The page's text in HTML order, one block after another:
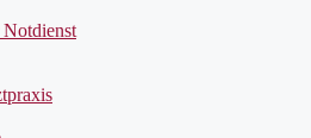
Notdienst